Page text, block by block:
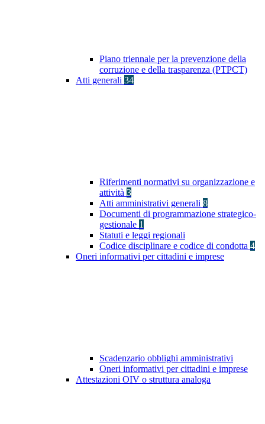
Piano triennale per la prevenzione della
corruzione e della trasparenza (PTPCT)
Atti generali 34
Riferimenti normativi su organizzazione e
attività 3
Atti amministrativi generali 8
Documenti di programmazione strategico-
gestionale 1
Statuti e leggi regionali
Codice disciplinare e codice di condotta 4
Oneri informativi per cittadini e imprese
Scadenzario obblighi amministrativi
Oneri informativi per cittadini e imprese
Attestazioni OIV o struttura analoga